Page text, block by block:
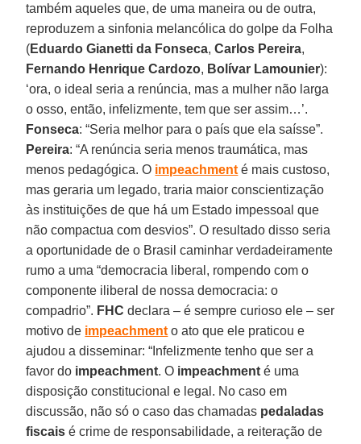
também aqueles que, de uma maneira ou de outra,
reproduzem a sinfonia melancólica do golpe da Folha
(Eduardo Gianetti da Fonseca,Carlos Pereira,
Fernando Henrique Cardozo, Bolívar Lamounier):
‘ora, o ideal seria a renúncia, mas a mulher não larga
o osso, então, infelizmente, tem que ser assim…’.
Fonseca: “Seria melhor para o país que ela saísse”.
Pereira: “A renúncia seria menos traumática, mas
menos pedagógica. O impeachment é mais custoso,
mas geraria um legado, traria maior conscientização
às instituições de que há um Estado impessoal que
não compactua com desvios”. O resultado disso seria
a oportunidade de o Brasil caminhar verdadeiramente
rumo a uma “democracia liberal, rompendo com o
componente iliberal de nossa democracia: o
compadrio”. FHC declara – é sempre curioso ele – ser
motivo de impeachment o ato que ele praticou e
ajudou a disseminar: “Infelizmente tenho que ser a
favor do impeachment. O impeachment é uma
disposição constitucional e legal. No caso em
discussão, não só o caso das chamadas pedaladas
fiscais é crime de responsabilidade, a reiteração de